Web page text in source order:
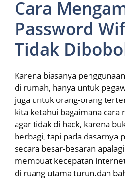
Cara
Password
Tidak
Karena biasanya
di rumah, hanya untuk
juga untuk orang-orang
kita ketahui bagaimana
agar tidak di hack, karena
berbagi, tapi pada dasarnya
secara besar-besaran
membuat kecepatan
di ruang utama turun.dan